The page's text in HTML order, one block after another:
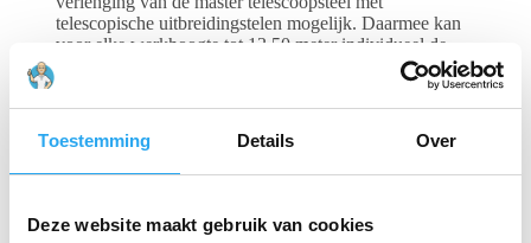
Toestemming Details Over
Deze website maakt gebruik van cookies
telescopische uitbreidingstelen mogelijk. Daarmee kan
voor elke werkhoogte tot 13,50 meter individueel de
Gerelateerde producten